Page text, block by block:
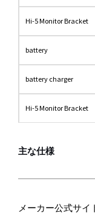
Hi-5 Monitor Bracket
battery
battery charger
Hi-5 Monitor Bracket
主な仕様
メーカー公式サイ